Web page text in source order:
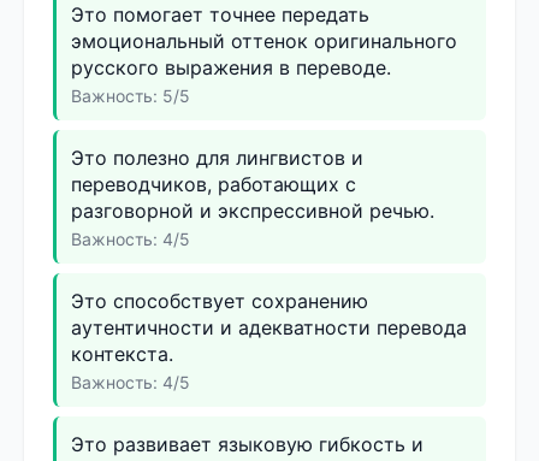
Это помогает точнее передать
эмоциональный оттенок оригинального
русского выражения в переводе.
Важность: 5/5
Это полезно для лингвистов и
переводчиков, работающих с
разговорной и экспрессивной речью.
Важность: 4/5
Это способствует сохранению
аутентичности и адекватности перевода
контекста.
Важность: 4/5
Это развивает языковую гибкость и